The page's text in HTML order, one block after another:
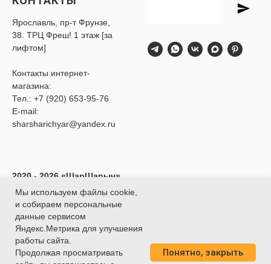
Ярославль, пр-т Фрунзе,
38. ТРЦ Фреш! 1 этаж [за
лифтом]
Контакты интернет-
магазина:
Тел.: +7 (920) 653-95-76
E-mail:
sharsharichyar@yandex.ru
2020 - 2026 «ШарШарыч»
- Доставка воздушных
шаров в Ярославле.
ИП Глибина Ксения
Юрьевна
ИНН 760414438188
ОГРНИП 320762700039451
Мы используем файлы cookie,
и собираем персональные
данные сервисом
Яндекс.Метрика для улучшения
работы сайта.
Продолжая просматривать
Понятно, закрыть